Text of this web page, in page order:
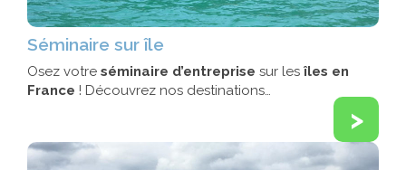
Séminaire sur île
Osez votre séminaire d’entreprise sur les îles en
France ! Découvrez nos destinations…
>